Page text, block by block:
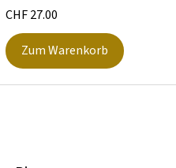
CHF27.00
Zum Warenkorb